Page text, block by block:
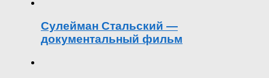
Сулейман Стальский —
документальный фильм